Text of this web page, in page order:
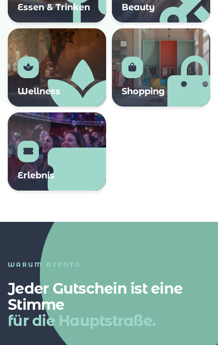
Essen & Trinken Beauty
Wellness Shopping
Erlebnis
WARUM ATENTO
Jeder Gutschein ist eine
Stimme
für die Hauptstraße.